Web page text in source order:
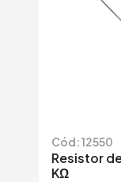
Cód: 12550
Resistor
KΩ